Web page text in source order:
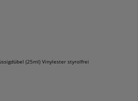
(25ml) Vinylester styrolfrei